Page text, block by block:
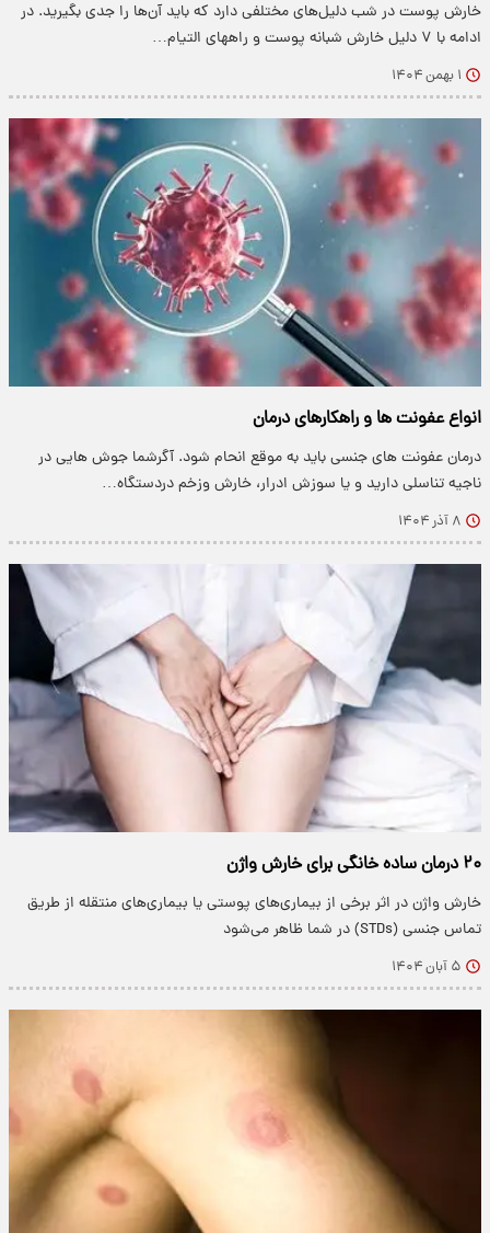
خارش پوست در شب دلیل‌های مختلفی دارد که باید آن‌ها را جدی بگیرید. در
ادامه با ۷ دلیل خارش شبانه پوست و راههای التیام…
۱ بهمن ۱۴۰۴
انواع عفونت ها و راهکارهای درمان
درمان عفونت های جنسی باید به موقع انحام شود. آگرشما جوش هایی در
ناجیه تناسلی دارید و یا سوزش ادرار، خارش وزخم دردستگاه…
۸ آذر ۱۴۰۴
۲۰ درمان ساده خانگی برای خارش واژن
خارش واژن در اثر برخی از بیماری‌های پوستی یا بیماری‌های منتقله از طریق
تماس جنسی (STDs) در شما ظاهر می‌شود
۵ آبان ۱۴۰۴